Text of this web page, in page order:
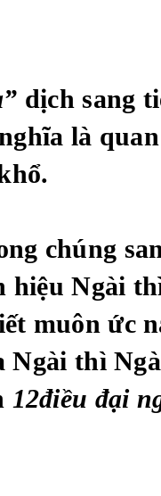
dịch sang
là
chúng
hiệu Ngài
muôn ức
thì
12điều đại